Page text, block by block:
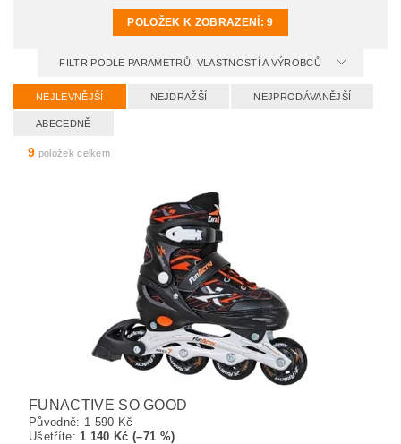
POLOŽEK K ZOBRAZENÍ:9
FILTR PODLE PARAMETRŮ, VLASTNOSTÍ A VÝROBCŮ
NEJLEVNĚJŠÍ NEJDRAŽŠÍ NEJPRODÁVANĚJŠÍ
ABECEDNĚ
9 položek celkem
FUNACTIVE SO GOOD
Původně: 1 590 Kč
Ušetříte:1 140 Kč (–71 %)